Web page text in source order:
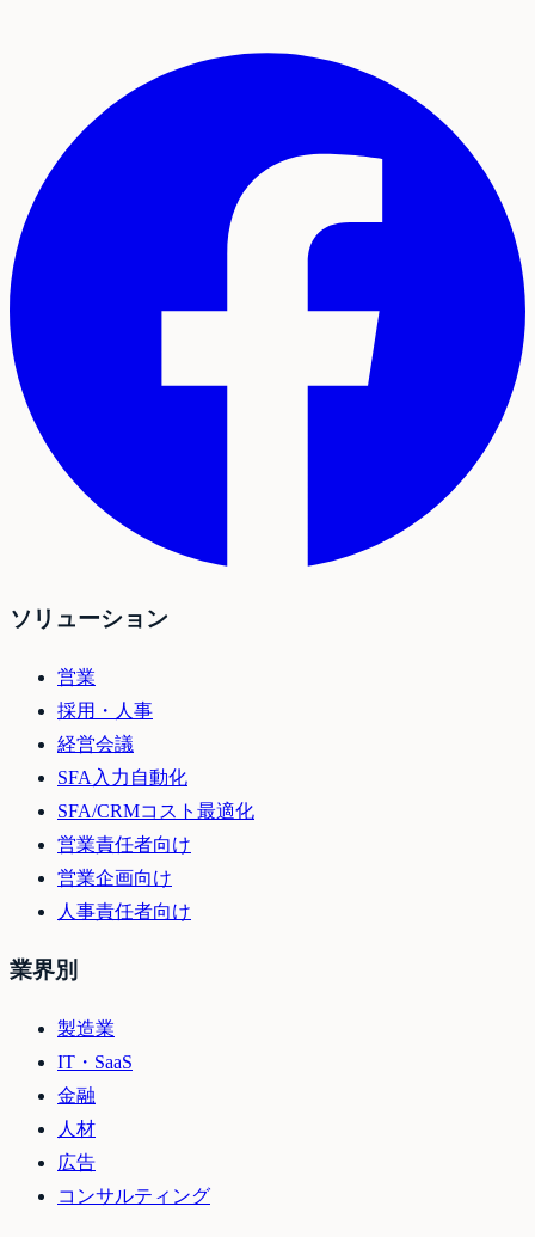
ソリューション
営業
採用・人事
経営会議
SFA入力自動化
SFA/CRMコスト最適化
営業責任者向け
営業企画向け
人事責任者向け
業界別
製造業
IT・SaaS
金融
人材
広告
コンサルティング